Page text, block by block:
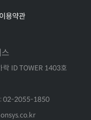
이용약관
락 ID TOWER 1403호
: 02-2055-1850